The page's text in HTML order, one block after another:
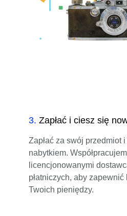
3. Zapłać i ciesz się
Zapłać za swój przedmiot
nabytkiem.
licencjonowanymi
płatniczych, aby
Twoich pieniędzy.